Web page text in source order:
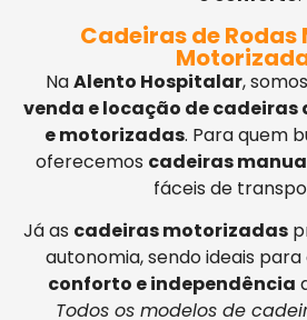
Cadeiras de Rodas
NaAlento Hospitalar,
venda e locação de cadeiras
e motorizadas. Para quem
oferecemos cadeiras
fáceis de
Já as cadeiras motorizadas
autonomia, sendo ideais
conforto e independência
Todos os modelos de